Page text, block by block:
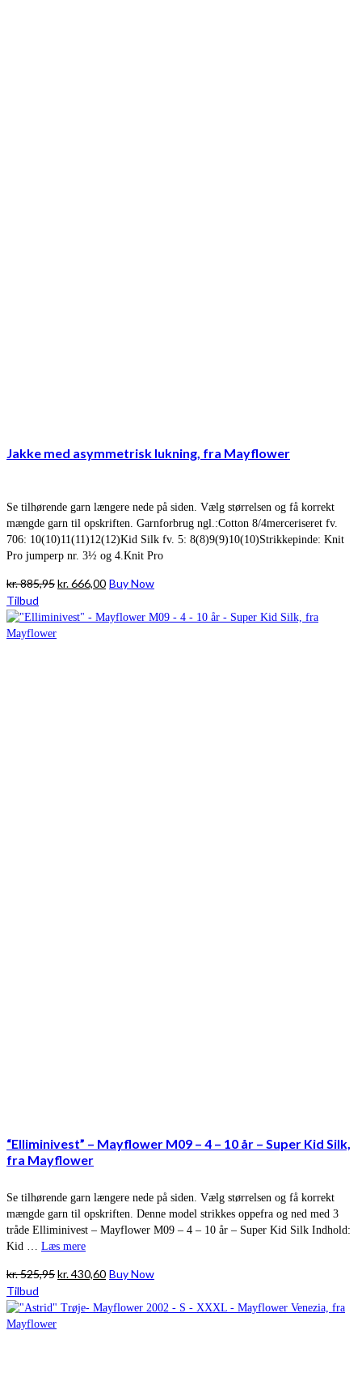
Jakke med asymmetrisk lukning, fra Mayflower
Se tilhørende garn længere nede på siden. Vælg størrelsen og få korrekt
mængde garn til opskriften. Garnforbrug ngl.:Cotton 8/4merceriseret fv.
706: 10(10)11(11)12(12)Kid Silk fv. 5: 8(8)9(9)10(10)Strikkepinde: Knit
Pro jumperp nr. 3½ og 4.Knit Pro
kr.885,95Den
pris
kr.666,00Den
pris
Buy Now
Tilbud
“Elliminivest” – Mayflower M09 – 4 – 10 år – Super Kid Silk,
fra Mayflower
Se tilhørende garn længere nede på siden. Vælg størrelsen og få korrekt
mængde garn til opskriften. Denne model strikkes oppefra og ned med 3
tråde Elliminivest – Mayflower M09 – 4 – 10 år – Super Kid Silk Indhold:
Kid … Læs mere
kr.525,95Den
pris
kr.430,60Den
pris
Buy Now
Tilbud